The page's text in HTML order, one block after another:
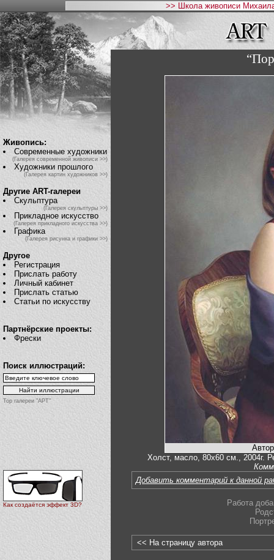
>> Школа живописи
Живопись:
Современные художники
(Галерея современной живописи >>)
Художники прошлого
(Галерея картин художников >>)
Другие ART-галереи
Скульптура
(Галерея скульптуры >>)
Прикладное искусство
(Галерея прикладного искусства >>)
Графика
(Галерея рисунка и графики >>)
Другое
Регистрация
Прислать работу
Личный кабинет
Прислать статью
Статьи по искусству
Партнёрские проекты:
Фрески
Поиск иллюстраций:
Top галереи "АРТ"
Как создаётся эффект 3D?
Холст, масло, 80х60 см., 2004г.
Добавить комментарий к данной
Работа
<< На страницу автора